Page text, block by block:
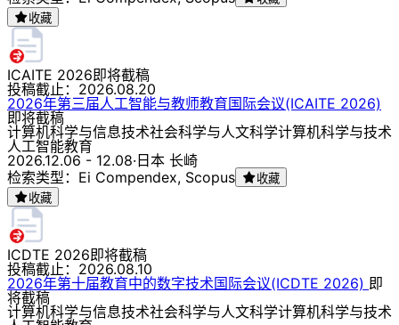
收藏
ICAITE 2026即将截稿
投稿截止： 2026.08.20
2026年第三届人工智能与教师教育国际会议(ICAITE 2026)
即将截稿
计算机科学与信息技术社会科学与人文科学计算机科学与技术
人工智能教育
2026.12.06 - 12.08·日本 长崎
检索类型：Ei Compendex, Scopus
收藏
收藏
ICDTE 2026即将截稿
投稿截止： 2026.08.10
2026年第十届教育中的数字技术国际会议(ICDTE 2026) 即
将截稿
计算机科学与信息技术社会科学与人文科学计算机科学与技术